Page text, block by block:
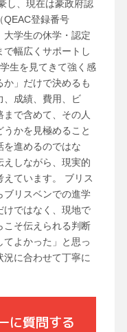
し、現在は豪政府認
QEAC登録番号
大学生の休学・認定
幅広くサポートし
生を見てきて強く感
か」だけで決めるも
、成績、費用、ビ
で含めて、その人
かを見極めること
を進めるのではな
えしながら、現実的
ています。 ブリス
ブリスベンでの進学
けではなく、現地で
こそ伝えられる判断
よかった」と思っ
に合わせて丁寧に
に質問する